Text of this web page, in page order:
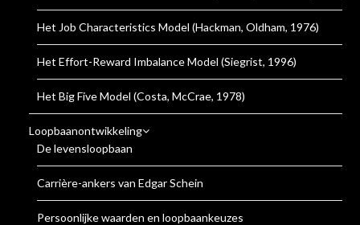
Het Job Characteristics Model (Hackman, Oldham, 1976)
Het Effort-Reward Imbalance Model (Siegrist, 1996)
Het Big Five Model (Costa, McCrae, 1978)
Loopbaanontwikkeling
De levensloopbaan
Carrière-ankers van Edgar Schein
Persoonlijke waarden en loopbaankeuzes